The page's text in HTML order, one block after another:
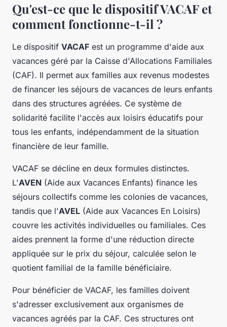
Qu'est-ce que le dispositif VACAF et
comment fonctionne-t-il ?
Le dispositif VACAF est un programme d'aide aux
vacances géré par la Caisse d'Allocations Familiales
(CAF). Il permet aux familles aux revenus modestes
de financer les séjours de vacances de leurs enfants
dans des structures agréées. Ce système de
solidarité facilite l'accès aux loisirs éducatifs pour
tous les enfants, indépendamment de la situation
financière de leur famille.
VACAF se décline en deux formules distinctes.
L'AVEN (Aide aux Vacances Enfants) finance les
séjours collectifs comme les colonies de vacances,
tandis que l'AVEL (Aide aux Vacances En Loisirs)
couvre les activités individuelles ou familiales. Ces
aides prennent la forme d'une réduction directe
appliquée sur le prix du séjour, calculée selon le
quotient familial de la famille bénéficiaire.
Pour bénéficier de VACAF, les familles doivent
s'adresser exclusivement aux organismes de
vacances agréés par la CAF. Ces structures ont